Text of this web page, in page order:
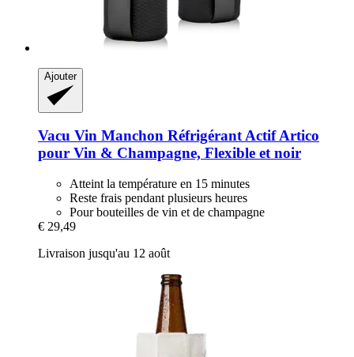
Ajouter
Vacu Vin Manchon Réfrigérant Actif Artico
pour Vin & Champagne, Flexible et noir
Atteint la température en 15 minutes
Reste frais pendant plusieurs heures
Pour bouteilles de vin et de champagne
€ 29,49
Livraison jusqu'au 12 août